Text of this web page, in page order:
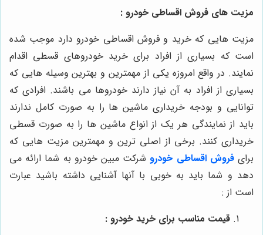
مزیت های فروش اقساطی خودرو :
مزیت هایی که خرید و فروش اقساطی خودرو دارد موجب شده
است که بسیاری از افراد برای خرید خودروهای قسطی اقدام
نمایند. در واقع امروزه یکی از مهمترین و بهترین وسیله هایی که
بسیاری از افراد به آن نیاز دارند خودروها می باشند. افرادی که
توانایی و بودجه خریداری ماشین ها را به صورت کامل ندارند
باید از نمایندگی هر یک از انواع ماشین ها را به صورت قسطی
خریداری کنند. برخی از اصلی ترین و مهمترین مزیت هایی که
برایفروش اقساطی خودرو شرکت مبین خودرو به شما ارائه می
دهد و شما باید به خوبی با آنها آشنایی داشته باشید عبارت
است از :
قیمت مناسب برای خرید خودرو :